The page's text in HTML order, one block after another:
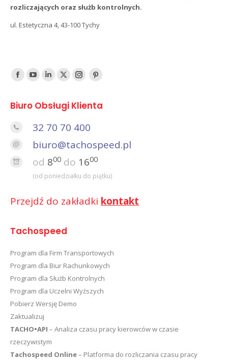
rozliczających oraz służb kontrolnych.
ul. Estetyczna 4, 43-100 Tychy
Find us on:
FacebookYouTube
LinkedTwitterInstagramPinterest
Biuro Obsługi Klienta
32 70 70 400
biuro@tachospeed.pl
od 800 do 1600
(od poniedziałku do piątku)
Przejdź do zakładki kontakt
Tachospeed
Program dla Firm Transportowych
Program dla Biur Rachunkowych
Program dla Służb Kontrolnych
Program dla Uczelni Wyższych
Pobierz Wersję Demo
Zaktualizuj
TACHO•API – Analiza czasu pracy kierowców w czasie
rzeczywistym
Tachospeed Online– Platforma do rozliczania czasu pracy